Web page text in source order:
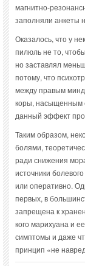
магнитно-
заполняли анкеты
Оказалось, что у
пилюль не то,
но заставлял
потому, что
между правым
коры, насыщенным
данный эффект
Таким образом,
болями,
ради снижения
источники
или оперативно.
первых, в
запрещена к
кого марихуана и
симптомы и даже
принцип «не